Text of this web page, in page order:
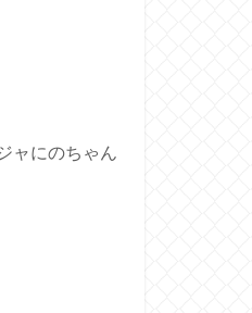
ャにのちゃん